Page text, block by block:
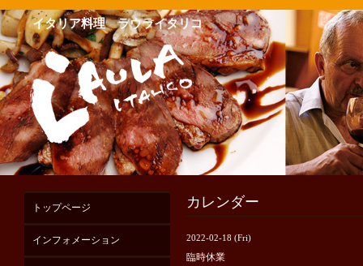
イタリア料理 ラウライタリコ
カレンダー
2022-02-18 (Fri)
臨時休業
トップページ
インフォメーション